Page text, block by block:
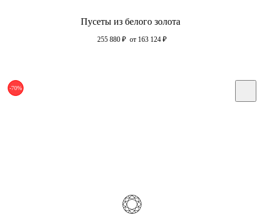
Пусеты из белого золота
255 880 ₽ от 163 124 ₽
-70%